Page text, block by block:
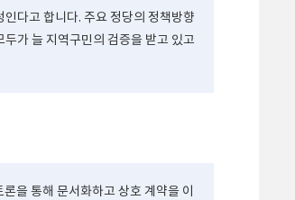
다고 합니다. 주요 정당의 정책방향
가 늘 지역구민의 검증을 받고 있고
을 통해 문서화하고 상호 계약을 이